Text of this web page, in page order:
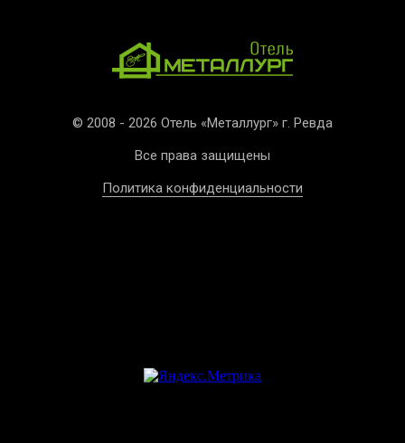
© 2008 - 2026 Отель «Металлург» г. Ревда
Все права защищены
Политика конфиденциальности